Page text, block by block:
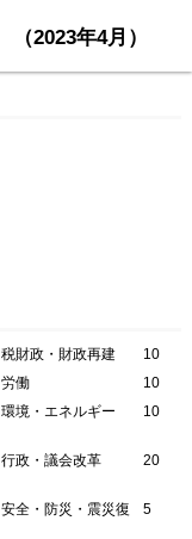
（2023年4月）
税財政・財政再建 10
労働 10
環境・エネルギー 10
行政・議会改革 20
安全・防災・震災復
5